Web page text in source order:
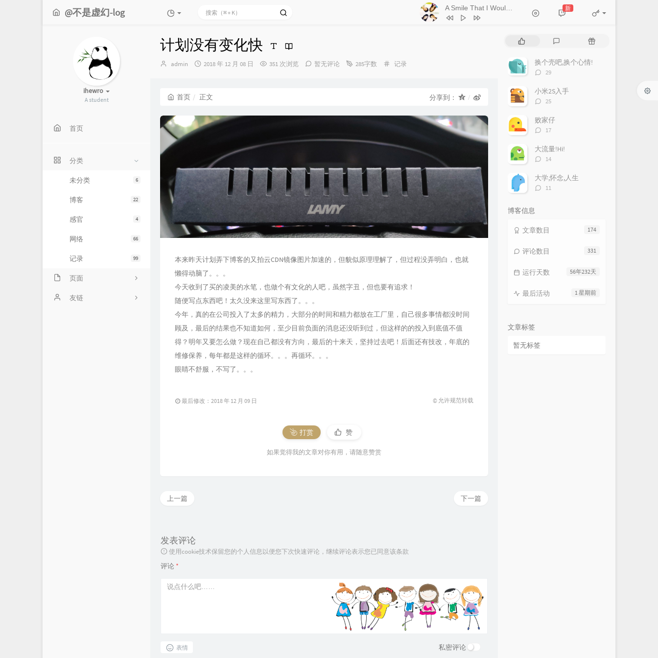
@不是虚幻-log
- Kitti Kuremanee
1
Ticket (Day Trip)
Kitti Kuremanee
Kitti Kuremanee
刘昊霖
我可以坐你旁边吗 厘小白
Tom Rosenthal
8 情人知己 叶蒨文
当初就不该学php
新
ihewro
A student
首页
分类
6
未分类
22
博客
4
感官
66
网络
99
记录
页面
示例页面
友链
计划没有变化快
博
admin
发
2018 年 12 月 08 日 351 次浏览 暂无评论 285字数
分
记录
首页 正文 分享到：
本来昨天计划弄下博客的又拍云CDN镜像图片加速的，但貌似原理理解了，但过程没弄明白，也就
懒得动脑了。。。
今天收到了买的凌美的水笔，也做个有文化的人吧，虽然字丑，但也要有追求！
随便写点东西吧！太久没来这里写东西了。。。
今年，真的在公司投入了太多的精力，大部分的时间和精力都放在工厂里，自己很多事情都没时间
顾及，最后的结果也不知道如何，至少目前负面的消息还没听到过，但这样的的投入到底值不值
得？明年又要怎么做？现在自己都没有方向，最后的十来天，坚持过去吧！后面还有技改，年底的
维修保养，每年都是这样的循环。。。再循环。。。
眼睛不舒服，不写了。。。
最后修改：2018 年 12 月 09 日 © 允许规范转载
打赏 赞
如果觉得我的文章对你有用，请随意赞赏
下一篇
上一篇
发表评论
使用cookie技术保留您的个人信息以便您下次快速评论，继续评论表示您已同意该条款
评论 *
表情 私密评论
章
评
随
换个壳吧,换个心情!
评
数：
29
小米2S入手
评
数：
25
败家仔
评
数：
17
大流量!Hi!
评
数：
14
大学,怀念,人生
评
11
博客信息
174
文章数目
331
评论数目
56年232天
运行天数
1 星期前
最后活动
文章标签
暂无标签